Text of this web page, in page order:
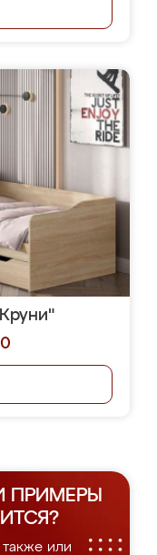
ПРИМЕРЫ
или